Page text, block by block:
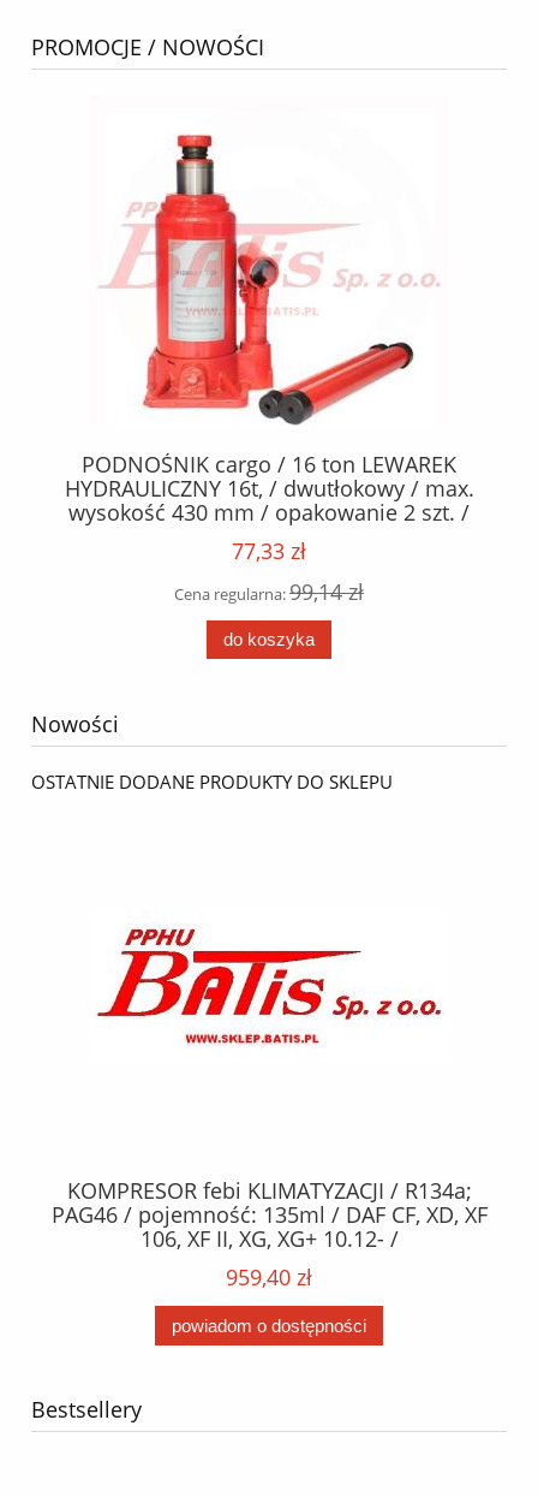
PROMOCJE / NOWOŚCI
PODNOŚNIK cargo / 16 ton LEWAREK
HYDRAULICZNY 16t, / dwutłokowy / max.
wysokość 430 mm / opakowanie 2 szt. /
77,33 zł
Cena regularna:99,14 zł
do koszyka
Nowości
OSTATNIE DODANE PRODUKTY DO SKLEPU
KOMPRESOR febi KLIMATYZACJI / R134a;
PAG46 / pojemność: 135ml / DAF CF, XD, XF
106, XF II, XG, XG+ 10.12- /
959,40 zł
powiadom o dostępności
Bestsellery